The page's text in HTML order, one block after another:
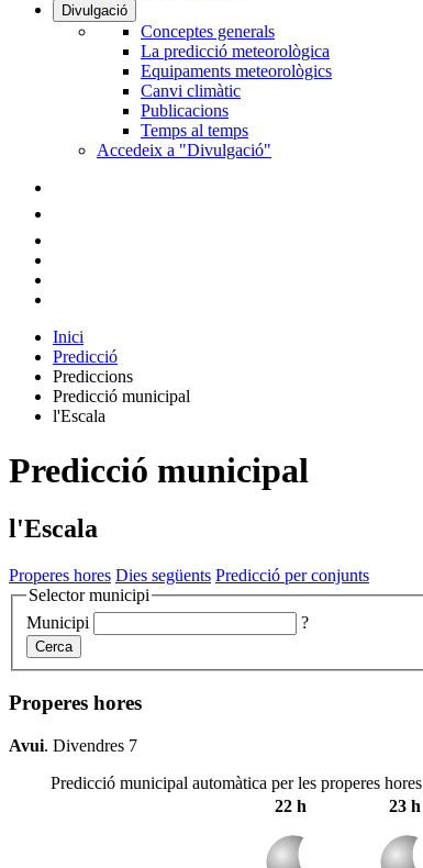
Divulgació
Conceptes generals
La predicció meteorològica
Equipaments meteorològics
Canvi climàtic
Publicacions
Temps al temps
Accedeix a "Divulgació"
Inici
Predicció
Prediccions
Predicció municipal
l'Escala
Predicció municipal
l'Escala
Properes hores Dies següents Predicció per conjunts
Selector municipi
Municipi
?
Cerca
Properes hores
Avui. Divendres 7
Predicció municipal automàtica per les properes hores
22 h
23 h